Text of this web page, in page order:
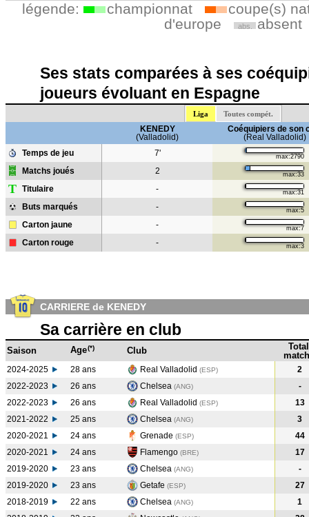
légende: championnat
coupe(s)
d'europe
abs. absent
Ses stats comparées à ses
joueurs évoluant en Espagne
Liga Toutes compét.
KENEDY
(Valladolid)
Coéquipiers de son
(Real Valladolid)
Temps de jeu
7' max:2790
Matchs joués 2 max:33
T Titulaire - max:31
Buts marqués - max:5
Carton jaune - max:7
Carton rouge - max:3
CARRIERE de KENEDY
Sa carrière en club
Saison Age(*) Club
Total
2024-2025 28 ans Real Valladolid (ESP)
2
2022-2023
26 ans Chelsea (ANG)
-
2022-2023
26 ans Real Valladolid (ESP)
13
2021-2022
25 ans Chelsea (ANG)
3
2020-2021
24 ans Grenade (ESP)
44
2020-2021
24 ans Flamengo (BRE)
17
2019-2020
23 ans Chelsea (ANG)
-
2019-2020
23 ans Getafe (ESP)
27
2018-2019
22 ans Chelsea (ANG)
1